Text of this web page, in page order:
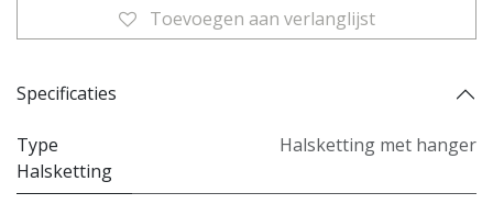
Toevoegen aan verlanglijst
Specificaties
Type
Halsketting
Halsketting met hanger